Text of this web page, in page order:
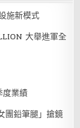
施新模式
大舉進軍全
業績
團鉛筆腿」搶鏡